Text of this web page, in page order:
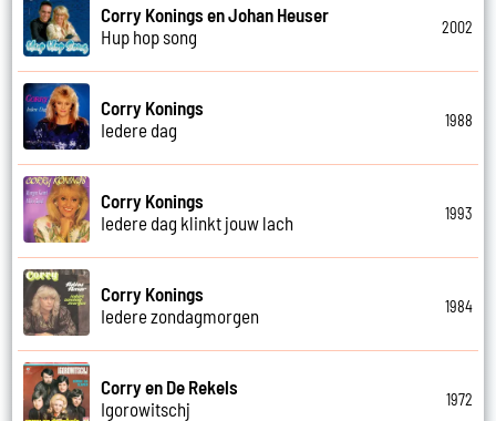
Corry Konings en Johan Heuser
Hup hop song
2002
Corry Konings
Iedere dag
1988
Corry Konings
Iedere dag klinkt jouw lach
1993
Corry Konings
Iedere zondagmorgen
1984
Corry en De Rekels
Igorowitschj
1972